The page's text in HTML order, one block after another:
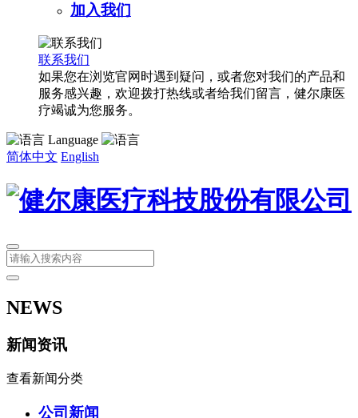
加入我们
联系我们
如果您在浏览官网时遇到疑问，或者您对我们的产品和
服务感兴趣，欢迎拨打热线或者给我们留言，健尔康医
疗竭诚为您服务。
Language
简体中文 English
NEWS
新闻资讯
查看新闻分类
公司新闻